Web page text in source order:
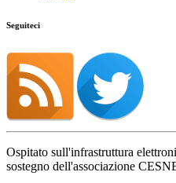
Seguiteci
Ospitato sull'infrastruttura
sostegno dell'associazione